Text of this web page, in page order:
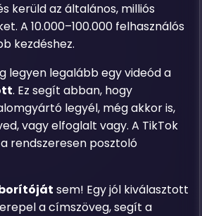
kerüld az általános, milliós
A 10.000–100.000 felhasználós
kezdéshez.
legyen legalább egy videód a
. Ez segít abban, hogy
legyél, még akkor is,
vagy elfoglalt vagy. A TikTok
rendszeresen posztoló
sem! Egy jól kiválasztott
a címszöveg, segít a